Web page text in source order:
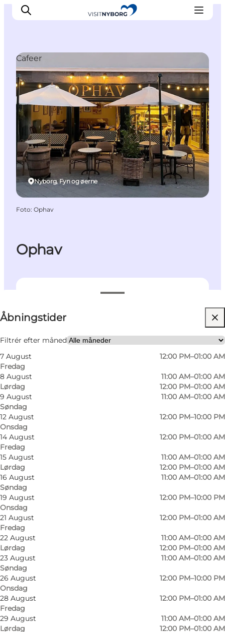
Oplev Nyborg
Outdoor
Det sker i Nyborg
Sprogø
Planlæg din tur
Book & køb
Ophav
Åbningstider
Filtrér efter måned
7 August
Fredag
12:00 PM–01:00 AM
8 August
Lørdag
11:00 AM–01:00 AM
12:00 PM–01:00 AM
9 August
Søndag
11:00 AM–01:00 AM
12 August
Onsdag
12:00 PM–10:00 PM
14 August
Fredag
12:00 PM–01:00 AM
15 August
Lørdag
11:00 AM–01:00 AM
12:00 PM–01:00 AM
16 August
Søndag
11:00 AM–01:00 AM
19 August
Onsdag
12:00 PM–10:00 PM
21 August
Fredag
12:00 PM–01:00 AM
22 August
Lørdag
11:00 AM–01:00 AM
12:00 PM–01:00 AM
23 August
Søndag
11:00 AM–01:00 AM
26 August
Onsdag
12:00 PM–10:00 PM
28 August
Fredag
12:00 PM–01:00 AM
29 August
Lørdag
11:00 AM–01:00 AM
12:00 PM–01:00 AM
Besøg hjemmeside
Mig selv, Min partner, Venner
Nyborg, Fyn og øerne
Cafeer
Foto: Ophav
Foto